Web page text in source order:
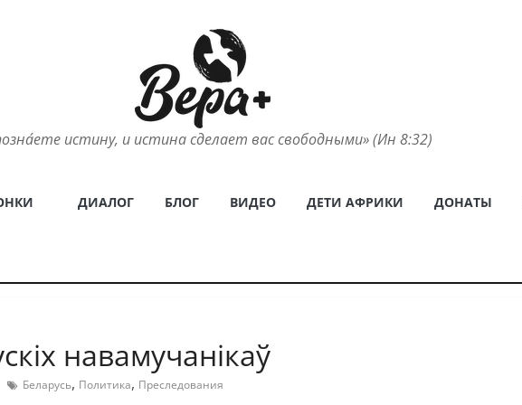
истину, и истина сделает вас свободными» (Ин 8:32)
ДИАЛОГ БЛОГ ВИДЕО ДЕТИ АФРИКИ ДОНАТЫ
навамучанiкаў
Беларусь, Политика, Преследования